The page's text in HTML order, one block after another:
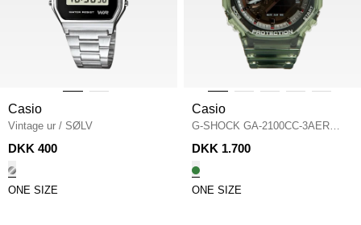
Casio
Vintage ur / SØLV
DKK 400
ONE SIZE
Casio
G-SHOCK GA-2100CC-3AER
COCA-CO /
DKK 1.700
ONE SIZE